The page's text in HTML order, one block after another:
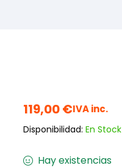
119,00€IVA inc.
Disponibilidad: En Stock
Hay existencias